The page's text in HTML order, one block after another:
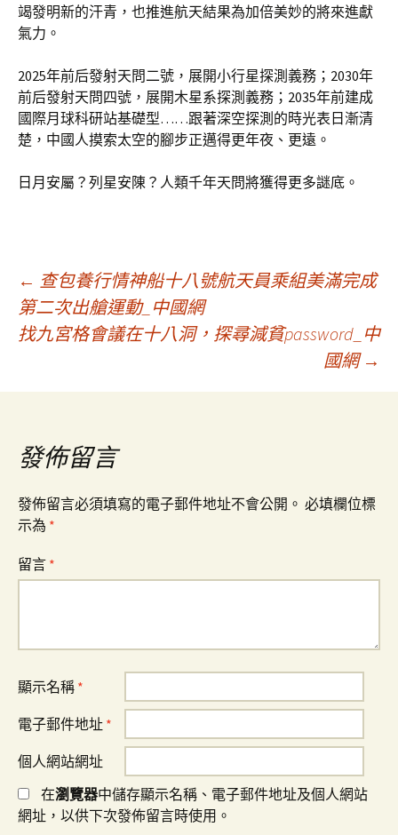
竭發明新的汗青，也推進航天結果為加倍美妙的將來進獻
氣力。
2025年前后發射天問二號，展開小行星探測義務；2030年
前后發射天問四號，展開木星系探測義務；2035年前建成
國際月球科研站基礎型……跟著深空探測的時光表日漸清
楚，中國人摸索太空的腳步正邁得更年夜、更遠。
日月安屬？列星安陳？人類千年天問將獲得更多謎底。
文
章
導
覽
← 查包養行情神船十八號航天員乘組美滿完成
第二次出艙運動_中國網
找九宮格會議在十八洞，探尋減貧password_中
國網 →
發佈留言
發佈留言必須填寫的電子郵件地址不會公開。 必填欄位標
示為 *
留言 *
顯示名稱 *
電子郵件地址 *
個人網站網址
在瀏覽器中儲存顯示名稱、電子郵件地址及個人網站
網址，以供下次發佈留言時使用。